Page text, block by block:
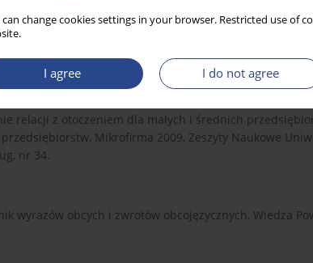
can change cookies settings in your browser. Restricted use
I agree I do not agree
S., GADDE L. E., HAKANSSON H., NAUDE P., RITTER
in complex networks, Wiley, Ney York.
relacji z otoczeniem dla małych i średnich
Mikrofirma 2009, Zeszyty Naukowe
nr 34.
wyrazów obcych i zwrotów obcojęzycznych, Wiedza